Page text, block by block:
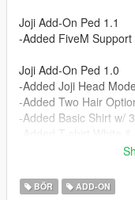
Joji Add-On Ped 1.1
-Added FiveM
Joji Add-On Ped 1.0
-Added Joji Head
-Added Two Hair
-Added Basic Shirt w/
-Added New Normals
BŐR ADD-ON